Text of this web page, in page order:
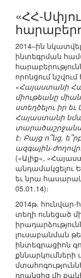
«ՀՀ-
2014–ին
ինտեգրման
որոնցում
«Հայաստանի
միութեանը
ստեղծելու իր
Հայաստանի
է։ Բայց ո՞նց,
ազգային-
(«Ալիք»,
անդամակցելու
եւ նրա
05.01.14)։
2014թ.
տեղի ունեցած
լուսաբանման
ինտեգրացիոն
դրանցից մի